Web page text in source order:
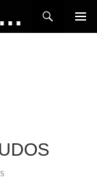
MAD Media Magazine